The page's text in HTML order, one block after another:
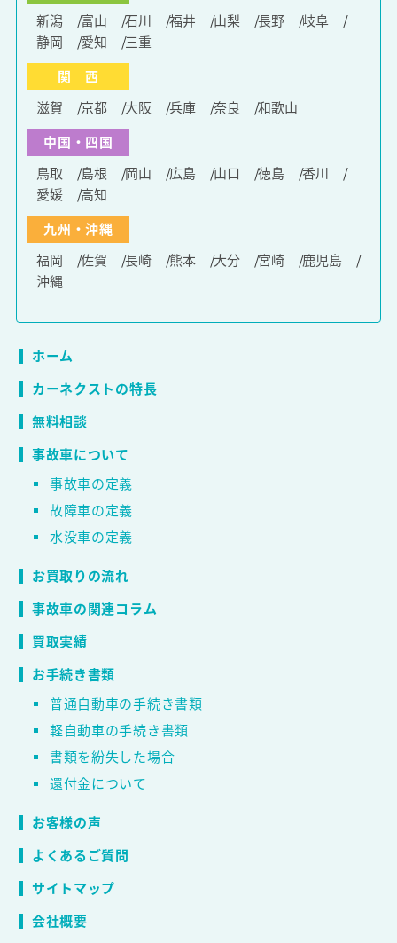
新潟
富山 石川 福井 山梨 長野
岐阜
静岡
愛知
三重
関 西
滋賀
京都 大阪 兵庫 奈良
和歌山
中国・四国
鳥取
島根 岡山 広島 山口 徳島
香川
愛媛
高知
九州・沖縄
福岡
佐賀 長崎 熊本 大分 宮崎
鹿児島
沖縄
ホーム
カーネクストの特長
無料相談
事故車について
事故車の定義
故障車の定義
水没車の定義
お買取りの流れ
事故車の関連コラム
買取実績
お手続き書類
普通自動車の手続き書類
軽自動車の手続き書類
書類を紛失した場合
還付金について
お客様の声
よくあるご質問
サイトマップ
会社概要